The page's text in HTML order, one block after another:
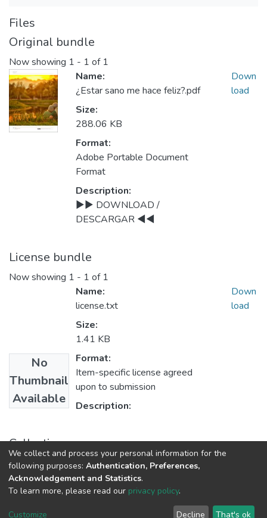
Files
Original bundle
Now showing 1 - 1 of 1
Name:
¿Estar sano me hace feliz?.pdf
Size:
288.06 KB
Format:
Adobe Portable Document
Format
Description:
►► DOWNLOAD /
DESCARGAR ◄◄
Down
load
License bundle
Now showing 1 - 1 of 1
No
Thumbnail
Available
Name:
license.txt
Size:
1.41 KB
Format:
Item-specific license agreed
upon to submission
Description:
Down
load
Collections
INVESTIGACIONES
DSpace software copyright © 2002-2026
Cookie End User Send
We collect and process your personal information for the
following purposes: Authentication, Preferences,
Acknowledgement and Statistics.
To learn more, please read our privacy policy.
Customize Decline That's ok